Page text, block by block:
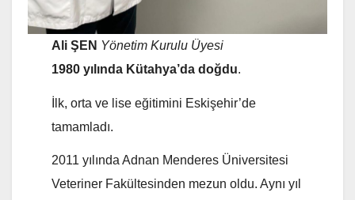
Ali ŞEN Yönetim Kurulu Üyesi
1980 yılında Kütahya’da doğdu.
İlk, orta ve lise eğitimini Eskişehir’de
tamamladı.
2011 yılında Adnan Menderes Üniversitesi
Veteriner Fakültesinden mezun oldu. Aynı yıl